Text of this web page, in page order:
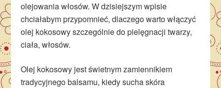
olejowania włosów. W dzisiejszym wpisie
chciałabym przypomnieć, dlaczego warto włączyć
olej kokosowy szczególnie do pielęgnacji twarzy,
ciała, włosów.
Olej kokosowy jest świetnym zamiennikiem
tradycyjnego balsamu, kiedy sucha skóra